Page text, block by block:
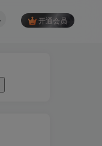
开通会员